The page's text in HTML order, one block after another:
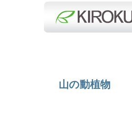
山の動植物